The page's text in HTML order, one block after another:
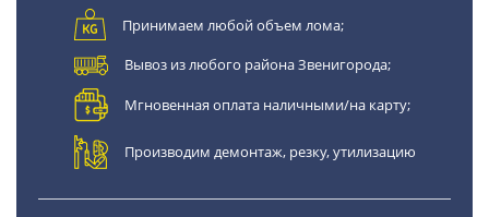
Принимаем любой объем лома;
Вывоз из любого района Звенигорода;
Мгновенная оплата наличными/на карту;
Производим демонтаж, резку, утилизацию